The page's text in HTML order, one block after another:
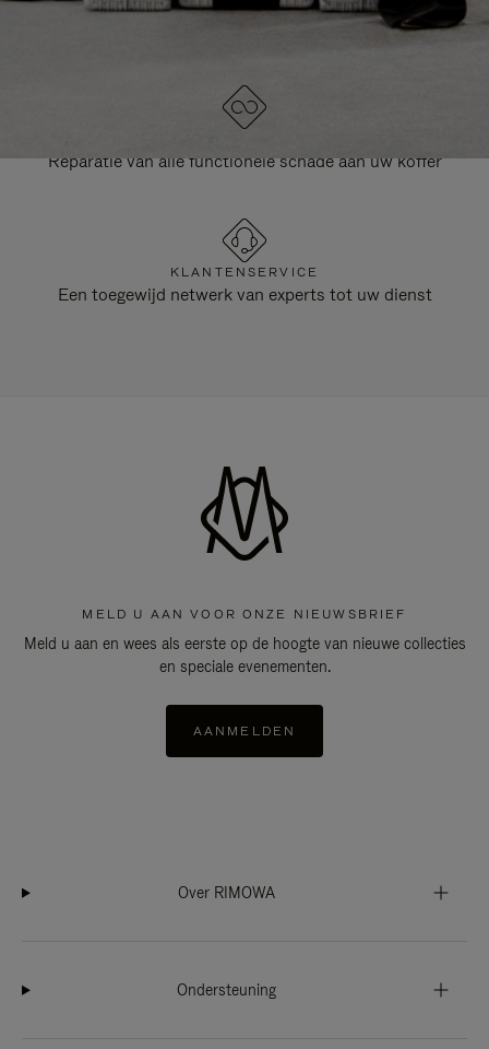
TE
Reparatie van alle functionele schade aan uw koffer
KLANTENSERVICE
Een toegewijd netwerk van experts tot uw dienst
MELD U AAN VOOR ONZE NIEUWSBRIEF
Meld u aan en wees als eerste op de hoogte van nieuwe collecties
en speciale evenementen.
AANMELDEN
Over RIMOWA
Ondersteuning